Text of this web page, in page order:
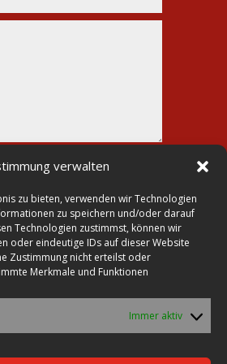
verwalten
zu bieten, verwenden wir Technologien
zu speichern und/oder darauf
Technologien zustimmst, können wir
oder eindeutige IDs auf dieser Website
Zustimmung nicht erteilst oder
Merkmale und Funktionen
Immer aktiv
= Senden